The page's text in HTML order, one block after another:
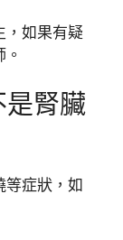
，如果有疑
是腎臟
等症狀，如